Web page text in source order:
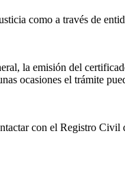
como a través de
la emisión del
ocasiones el trámite
con el Registro Civil